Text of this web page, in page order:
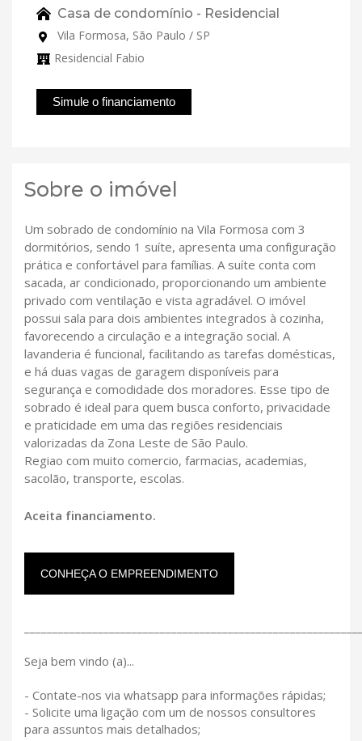
Casa de condomínio - Residencial
Vila Formosa, São Paulo / SP
Residencial Fabio
Simule o financiamento
Sobre o imóvel
Um sobrado de condomínio na Vila Formosa com 3
dormitórios, sendo 1 suíte, apresenta uma configuração
prática e confortável para famílias. A suíte conta com
sacada, ar condicionado, proporcionando um ambiente
privado com ventilação e vista agradável. O imóvel
possui sala para dois ambientes integrados à cozinha,
favorecendo a circulação e a integração social. A
lavanderia é funcional, facilitando as tarefas domésticas,
e há duas vagas de garagem disponíveis para
segurança e comodidade dos moradores. Esse tipo de
sobrado é ideal para quem busca conforto, privacidade
e praticidade em uma das regiões residenciais
valorizadas da Zona Leste de São Paulo.
Regiao com muito comercio, farmacias, academias,
sacolão, transporte, escolas.
Aceita financiamento.
CONHEÇA O EMPREENDIMENTO
Seja bem vindo (a)...
- Contate-nos via whatsapp para informações rápidas;
- Solicite uma ligação com um de nossos consultores
para assuntos mais detalhados;